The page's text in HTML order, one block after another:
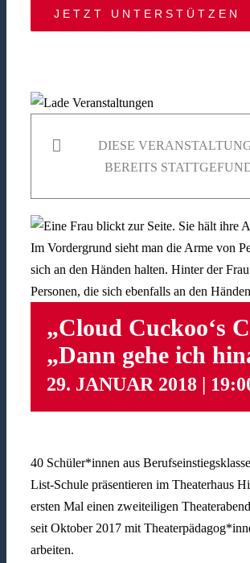
JETZT UNTERSTÜTZEN
DIESE
BEREITS
„Cloud Cuckoo‘s
„Dann gehe ich
29. JANUAR 2018 |
40 Schüler*innen aus
List-Schule präsentieren im Theaterhaus
ersten Mal einen zweiteiligen
seit Oktober 2017 mit
arbeiten.